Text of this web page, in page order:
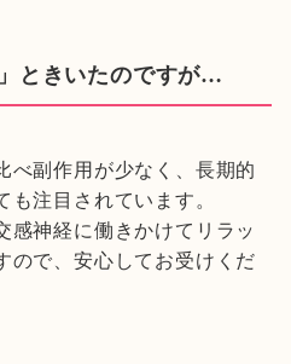
ときいたのですが…
べ副作用が少なく、長期的
注目されています。
感神経に働きかけてリラッ
ので、安心してお受けくだ